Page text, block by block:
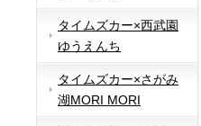
タイムズカー×西武園
ゆうえんち
タイムズカー×さがみ
湖MORI MORI